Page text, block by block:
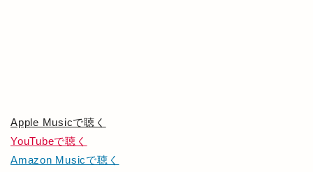
Apple Musicで聴く
YouTubeで聴く
Amazon Musicで聴く